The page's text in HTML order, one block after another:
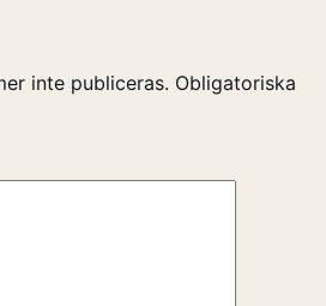
inte publiceras. Obligatoriska